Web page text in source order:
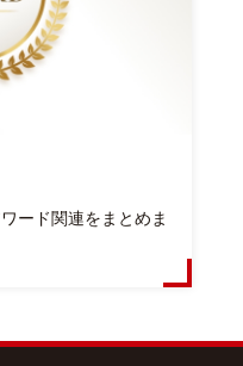
ード関連をまとめま